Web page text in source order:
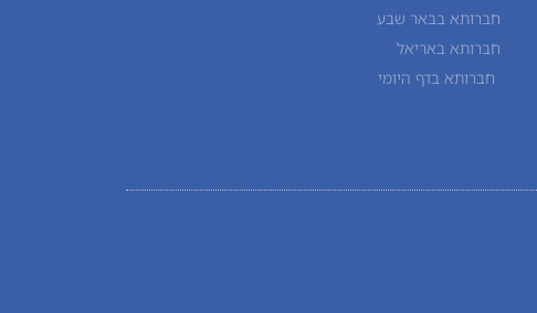
חברותא בבאר שבע
חברותא באריאל
חברותא בדף היומי